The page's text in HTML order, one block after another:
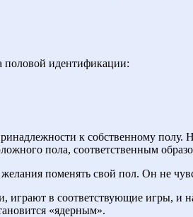
половой идентификации:
к собственному полу.
пола, соответственным
поменять свой пол. Он не
в соответствующие игры, и
«ядерным».